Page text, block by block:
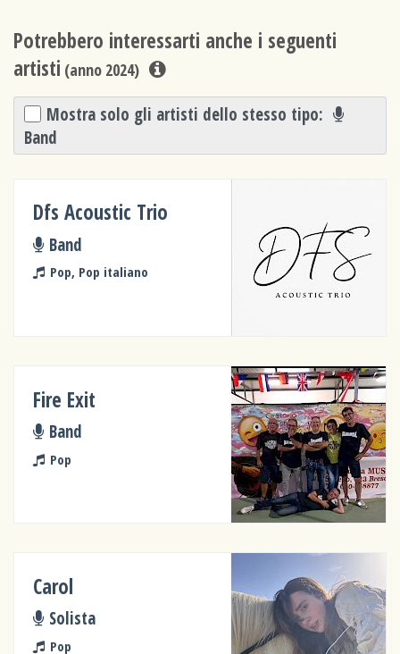
Potrebbero interessarti anche i seguenti
artisti (anno 2024)
Mostra solo gli artisti dello stesso tipo:
Band
Dfs Acoustic Trio
Band
Pop, Pop italiano
Fire Exit
Band
Pop
Carol
Solista
Pop